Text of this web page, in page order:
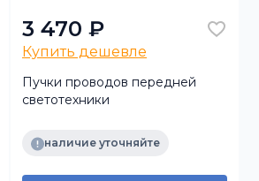
3 470 ₽
Купить дешевле
Пучки проводов передней
светотехники
наличие уточняйте